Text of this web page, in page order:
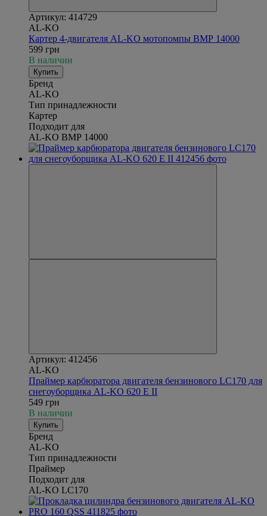
Артикул: 414729
AL-KO
Картер 4-двигателя AL-KO мотопомпы ВМР 14000
599 грн
В наличии
Купить
Бренд
AL-KO
Тип принадлежности
Картер
Подходит для
AL-KO ВМР 14000
Артикул: 412456
AL-KO
Праймер карбюратора двигателя бензинового LC170 для
снегоуборщика AL-KO 620 E II
549 грн
В наличии
Купить
Бренд
AL-KO
Тип принадлежности
Праймер
Подходит для
AL-KO LC170